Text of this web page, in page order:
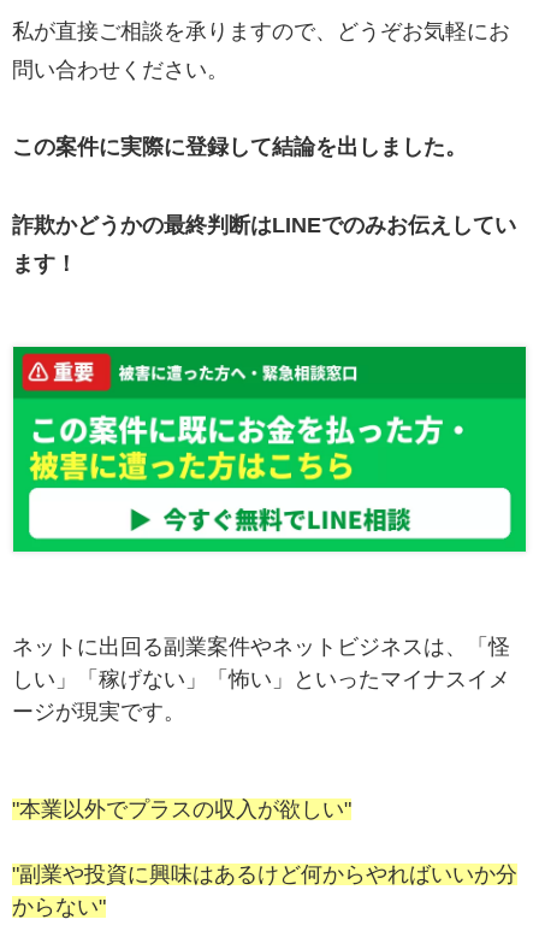
私が直接ご相談を承りますので、どうぞお気軽にお
問い合わせください。
この案件に実際に登録して結論を出しました。
詐欺かどうかの最終判断はLINEでのみお伝えしてい
ます！
ネットに出回る副業案件やネットビジネスは、「怪
しい」「稼げない」「怖い」といったマイナスイメ
ージが現実です。
"本業以外でプラスの収入が欲しい"
"副業や投資に興味はあるけど何からやればいいか分
からない"